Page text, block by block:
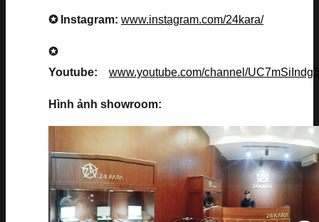
✪ Instagram: www.instagram.com/24kara/
✪
Youtube: www.youtube.com/channel/
Hình ảnh showroom: